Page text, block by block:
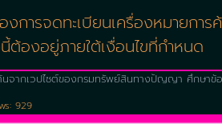
งการจดทะเบียนเครื่องหมายกา
ต้องอยู่ภายใต้เงื่อนไขที่กำหนด
จากเวปไซต์ของกรมทรัพย์สินทางปัญญา ศึกษาข้อ
929